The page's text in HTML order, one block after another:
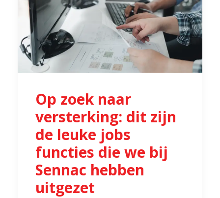
Op zoek naar
versterking: dit zijn
de leuke jobs
functies die we bij
Sennac hebben
uitgezet